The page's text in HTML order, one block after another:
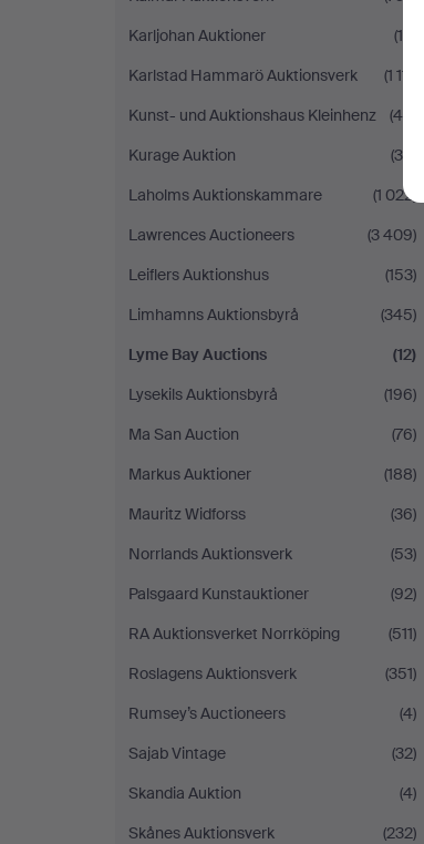
Karljohan Auktioner
(14)
Karlstad Hammarö Auktionsverk
(1 111)
Kunst- und Auktionshaus Kleinhenz
(46)
Kurage Auktion
(35)
Laholms Auktionskammare
(1 022)
Lawrences Auctioneers
(3 409)
Leiflers Auktionshus
(153)
Limhamns Auktionsbyrå
(345)
Lyme Bay Auctions
(12)
Lysekils Auktionsbyrå
(196)
Ma San Auction
(76)
Markus Auktioner
(188)
Mauritz Widforss
(36)
Norrlands Auktionsverk
(53)
Palsgaard Kunstauktioner
(92)
RA Auktionsverket Norrköping
(511)
Roslagens Auktionsverk
(351)
Rumsey’s Auctioneers
(4)
Sajab Vintage
(32)
Skandia Auktion
(4)
Skånes Auktionsverk
(232)